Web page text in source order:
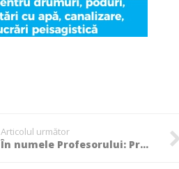
Articolul următor
În numele Profesorului: Premiul care poartă numele unui ilustru botoșănean ajunge la o studentă eminentă!